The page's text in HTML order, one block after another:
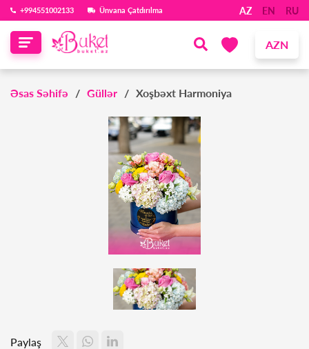
‪+994551002133‬ Ünvana Çatdırılma AZ EN RU
AZN
Əsas Səhifə Güllər Xoşbəxt Harmoniya
Paylaş